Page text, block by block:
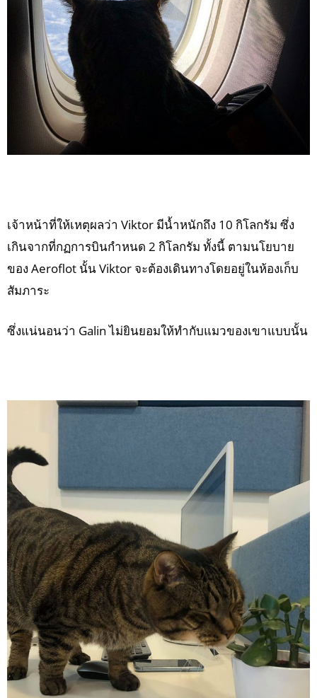
เจ้าหน้าที่ให้เหตุผลว่า Viktor มีน้ำหนักถึง 10 กิโลกรัม ซึ่ง
เกินจากที่กฏการบินกำหนด 2 กิโลกรัม ทั้งนี้ ตามนโยบาย
ของ Aeroflot นั้น Viktor จะต้องเดินทางโดยอยู่ในห้องเก็บ
สัมภาระ
ซึ่งแน่นอนว่า Galin ไม่ยินยอมให้ทำกับแมวของเขาแบบนั้น